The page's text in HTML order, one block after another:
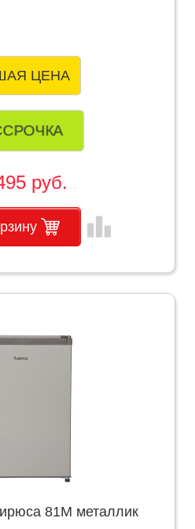
ЦЕНА
руб.
leaderboard
81M металлик